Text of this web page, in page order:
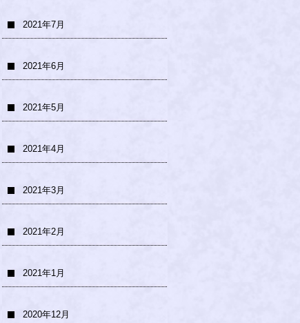
2021年7月
2021年6月
2021年5月
2021年4月
2021年3月
2021年2月
2021年1月
2020年12月